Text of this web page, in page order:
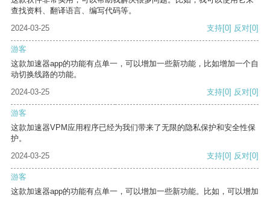
查找资料、翻译语言、编写代码等。
2024-03-25
支持[0] 反对[0]
游客
这款加速器app的功能有点单一，可以增加一些新功能，比如增加一个自
动切换线路的功能。
2024-03-25
支持[0] 反对[0]
游客
这款加速器VPM应用程序已经为我们带来了无限的隐私保护和安全性保
护。
2024-03-25
支持[0] 反对[0]
游客
这款加速器app的功能有点单一，可以增加一些新功能。比如，可以增加